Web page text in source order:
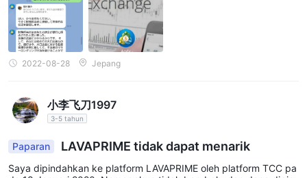
2022-08-28 Jepang
小李飞刀1997
3-5 tahun
Paparan LAVAPRIME tidak dapat menarik
Saya dipindahkan ke platform LAVAPRIME oleh platform TCC pa